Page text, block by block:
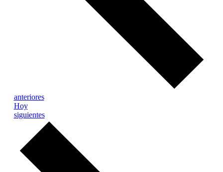
Eventos
anteriores
Hoy
Eventos
siguientes